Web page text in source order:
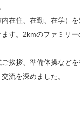
在住、在勤、在学）
す。2kmのファミリ
挨拶、準備体操など
流を深めました。